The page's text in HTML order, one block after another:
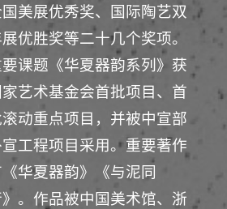
美展优秀奖、国际陶艺双
优胜奖等二十几个奖项。
要课题《华夏器韵系列》获
家艺术基金会首批项目、首
滚动重点项目，并被中宣部
宣工程项目采用。重要著作
华夏器韵》《与泥同
。作品被中国美术馆、浙